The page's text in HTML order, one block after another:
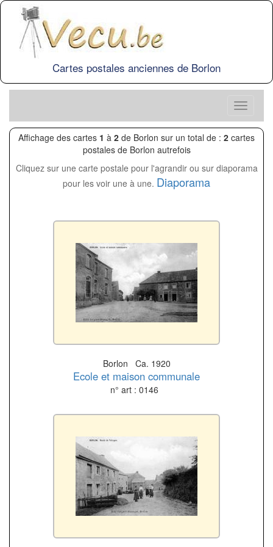
Cartes postales anciennes de Borlon
Affichage des cartes 1 à 2 de Borlon sur un total de : 2 cartes
postales de Borlon autrefois
Cliquez sur une carte postale pour l'agrandir ou sur diaporama
pour les voir une à une. Diaporama
Borlon Ca. 1920
Ecole et maison communale
n° art : 0146